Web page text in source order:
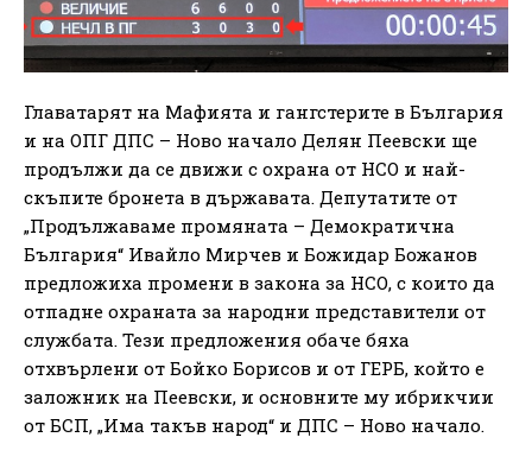
Главатарят на Мафията и гангстерите в България
и на ОПГ ДПС – Ново начало Делян Пеевски ще
продължи да се движи с охрана от НСО и най-
скъпите бронета в държавата. Депутатите от
„Продължаваме промяната – Демократична
България“ Ивайло Мирчев и Божидар Божанов
предложиха промени в закона за НСО, с които да
отпадне охраната за народни представители от
службата. Тези предложения обаче бяха
отхвърлени от Бойко Борисов и от ГЕРБ, който е
заложник на Пеевски, и основните му ибрикчии
от БСП, „Има такъв народ“ и ДПС – Ново начало.